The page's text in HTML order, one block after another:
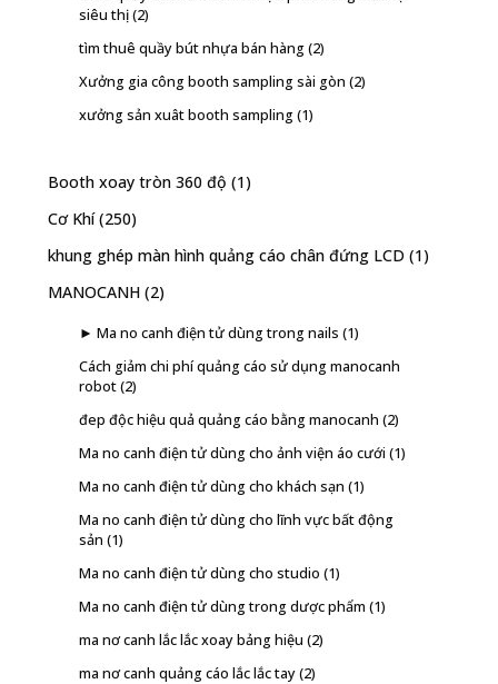
siêu thị(2)
tìm thuê quầy bút nhựa bán hàng(2)
Xưởng gia công booth sampling sài gòn (2)
xưởng sản xuât booth sampling(1)
Booth xoay tròn 360 độ (1)
Cơ Khí (250)
khung ghép màn hình quảng cáo chân đứng LCD (1)
MANOCANH (2)
► Ma no canh điện tử dùng trong nails (1)
Cách giảm chi phí quảng cáo sử dụng manocanh
robot(2)
đep độc hiệu quả quảng cáo bằng manocanh (2)
Ma no canh điện tử dùng cho ảnh viện áo cưới (1)
Ma no canh điện tử dùng cho khách sạn (1)
Ma no canh điện tử dùng cho lĩnh vực bất động
sản (1)
Ma no canh điện tử dùng cho studio (1)
Ma no canh điện tử dùng trong dược phẩm (1)
ma nơ canh lắc lắc xoay bảng hiệu (2)
ma nơ canh quảng cáo lắc lắc tay(2)